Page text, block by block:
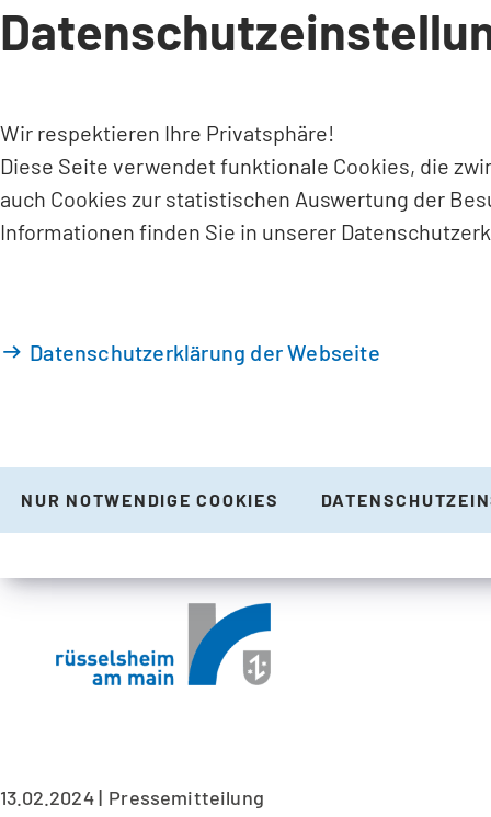
INHALT ANSPRINGEN
Wir respektieren Ihre Privatsphäre!
Diese Seite verwendet funktionale Cookies, die
auch Cookies zur statistischen Auswertung der
Informationen finden Sie in unserer
Datenschutzerklärung der Webseite
NUR NOTWENDIGE COOKIES
13.02.2024 Pressemitteilung